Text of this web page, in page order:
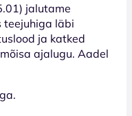
jalutame
teejuhiga läbi
ja katked
ajalugu. Aadel